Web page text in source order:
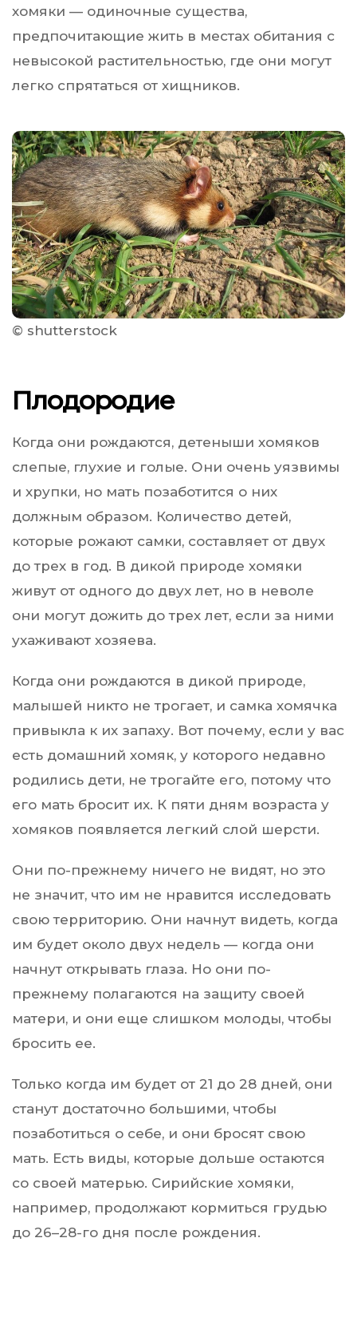
хомяки — одиночные существа,
предпочитающие жить в местах обитания с
невысокой растительностью, где они могут
легко спрятаться от хищников.
© shutterstock
Плодородие
Когда они рождаются, детеныши хомяков
слепые, глухие и голые. Они очень уязвимы
и хрупки, но мать позаботится о них
должным образом. Количество детей,
которые рожают самки, составляет от двух
до трех в год. В дикой природе хомяки
живут от одного до двух лет, но в неволе
они могут дожить до трех лет, если за ними
ухаживают хозяева.
Когда они рождаются в дикой природе,
малышей никто не трогает, и самка хомячка
привыкла к их запаху. Вот почему, если у вас
есть домашний хомяк, у которого недавно
родились дети, не трогайте его, потому что
его мать бросит их. К пяти дням возраста у
хомяков появляется легкий слой шерсти.
Они по-прежнему ничего не видят, но это
не значит, что им не нравится исследовать
свою территорию. Они начнут видеть, когда
им будет около двух недель — когда они
начнут открывать глаза. Но они по-
прежнему полагаются на защиту своей
матери, и они еще слишком молоды, чтобы
бросить ее.
Только когда им будет от 21 до 28 дней, они
станут достаточно большими, чтобы
позаботиться о себе, и они бросят свою
мать. Есть виды, которые дольше остаются
со своей матерью. Сирийские хомяки,
например, продолжают кормиться грудью
до 26–28-го дня после рождения.